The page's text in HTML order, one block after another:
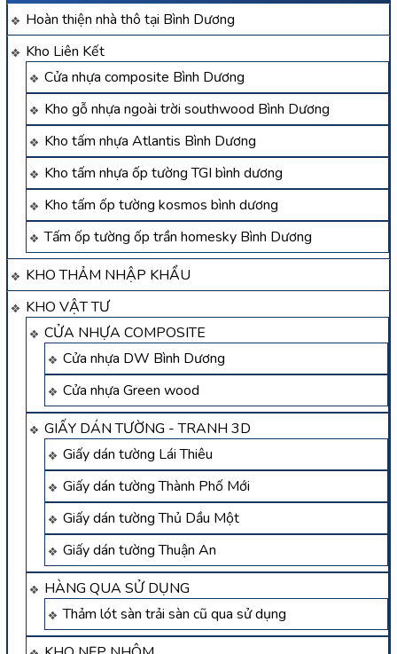
Hoàn thiện nhà thô tại Bình Dương
Kho Liên Kết
Cửa nhựa composite Bình Dương
Kho gỗ nhựa ngoài trời southwood Bình Dương
Kho tấm nhựa Atlantis Bình Dương
Kho tấm nhựa ốp tường TGI bình dương
Kho tấm ốp tường kosmos bình dương
Tấm ốp tường ốp trần homesky Bình Dương
KHO THẢM NHẬP KHẨU
KHO VẬT TƯ
CỬA NHỰA COMPOSITE
Cửa nhựa DW Bình Dương
Cửa nhựa Green wood
GIẤY DÁN TƯỜNG - TRANH 3D
Giấy dán tường Lái Thiêu
Giấy dán tường Thành Phố Mới
Giấy dán tường Thủ Dầu Một
Giấy dán tường Thuận An
HÀNG QUA SỬ DỤNG
Thảm lót sàn trải sàn cũ qua sử dụng